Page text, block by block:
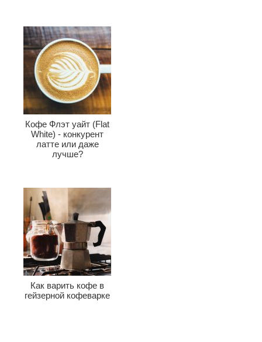
Кофе Флэт уайт (Flat
White) - конкурент
латте или даже
лучше?
Как варить кофе в
гейзерной кофеварке